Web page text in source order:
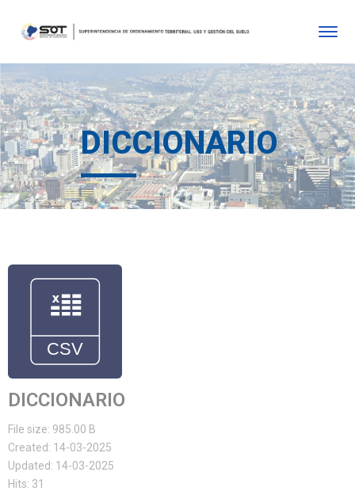
DICCIONARIO
DICCIONARIO
File size: 985.00 B
Created: 14-03-2025
Updated: 14-03-2025
Hits: 31